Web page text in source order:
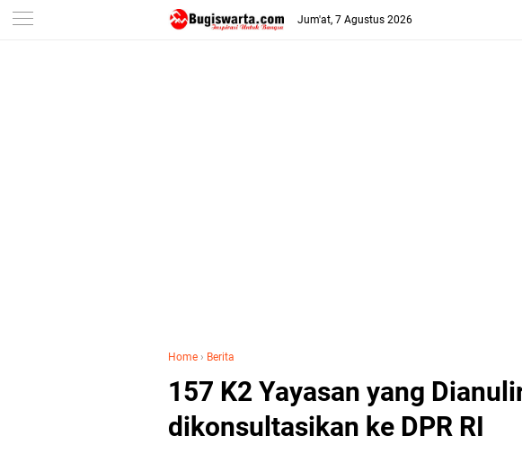
-->
Jum'at, 7 Agustus 2026
Home › Berita
157 K2 Yayasan yang
dikonsultasikan ke DPR RI